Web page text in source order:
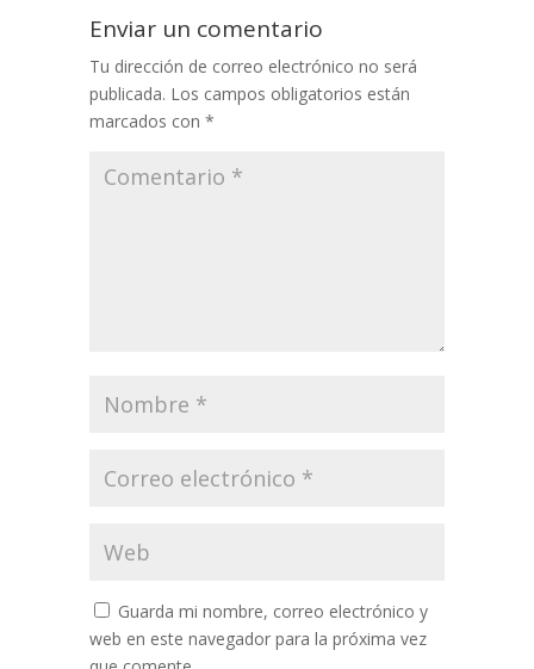
Enviar un comentario
Tu dirección de correo electrónico no será
publicada. Los campos obligatorios están
marcados con *
Guarda mi nombre, correo electrónico y
web en este navegador para la próxima vez